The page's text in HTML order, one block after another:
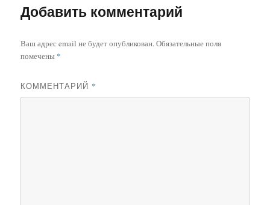
Добавить комментарий
Ваш адрес email не будет опубликован.Обязательные поля
помечены *
КОММЕНТАРИЙ *